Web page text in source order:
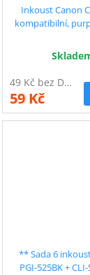
Inkoust Canon
kompatibilní,
49 Kč bez DPH
59 Kč
** Sada 6
PGI-525BK +